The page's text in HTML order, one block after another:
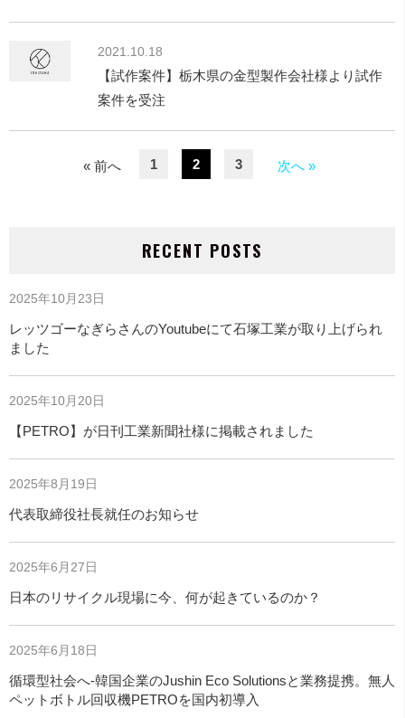
2021.10.18
【試作案件】栃木県の金型製作会社様より試作
案件を受注
« 前へ 1 2 3 次へ »
RECENT POSTS
レッツゴーなぎらさんのYoutubeにて石塚工業が取り上げられ
ました
2025年10月23日
【PETRO】が日刊工業新聞社様に掲載されました
2025年10月20日
代表取締役社長就任のお知らせ
2025年8月19日
日本のリサイクル現場に今、何が起きているのか？
2025年6月27日
循環型社会へ-韓国企業のJushin Eco Solutionsと業務提携。無人
ペットボトル回収機PETROを国内初導入
2025年6月18日